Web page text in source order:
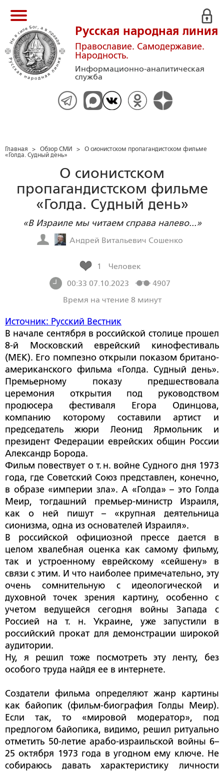
Русская народная линия
Православие. Самодержавие.
Народность.
Информационно-аналитическая
служба
Главная > Обзор СМИ > О сионистском пропагандистском фильме
«Голда. Судный день»
О сионистском
пропагандистском фильме
«Голда. Судный день»
«В Израиле мы читаем справа налево...»
Андрей Витальевич Сошенко
1
Человек
00:33 07.10.2023
4907
Время на чтение 8 минут
Источник: Русский Вестник
В начале сентября в российской столице прошел
8-й Московский еврейский кинофестиваль
(МЕК). Его помпезно открыли показом британо-
американского фильма «Голда. Судный день».
Премьерному показу предшествовала
церемония открытия под руководством
продюсера фестиваля Егора Одинцова,
компанию которому составили артист и
председатель жюри Леонид Ярмольник и
президент Федерации еврейских общин России
Александр Борода.
Фильм повествует о т. н. войне Судного дня 1973
года, где Советский Союз представлен, конечно,
в образе «империи зла». А «Голда» – это Голда
Меир, тогдашний премьер-министр Израиля,
как о ней пишут – «крупная деятельница
сионизма, одна из основателей Израиля».
В российской официозной прессе дается в
целом хвалебная оценка как самому фильму,
так и устроенному еврейскому «сейшену» в
связи с этим. И что наиболее примечательно, эту
очень сомнительную с идеологической и
духовной точек зрения картину, особенно с
учетом ведущейся сегодня вой­ны Запада с
Россией на т. н. Украине, уже запустили в
российский прокат для демонстрации широкой
аудитории.
Ну, я решил тоже посмотреть эту ленту, без
особого труда найдя ее в интернете.
Создатели фильма определяют жанр картины
как байопик (фильм-биография Голды Меир).
Если так, то «мировой модератор», под
предлогом байопика, видимо, решил ритуально
отметить 50-летие арабо-израильской войны 6–
25 октября 1973 года в угодном ему ключе. Не
собираюсь давать характеристику личности